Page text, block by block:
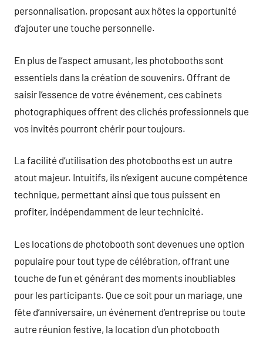
personnalisation, proposant aux hôtes la opportunité
d’ajouter une touche personnelle.
En plus de l’aspect amusant, les photobooths sont
essentiels dans la création de souvenirs. Offrant de
saisir l’essence de votre événement, ces cabinets
photographiques offrent des clichés professionnels que
vos invités pourront chérir pour toujours.
La facilité d’utilisation des photobooths est un autre
atout majeur. Intuitifs, ils n’exigent aucune compétence
technique, permettant ainsi que tous puissent en
profiter, indépendamment de leur technicité.
Les locations de photobooth sont devenues une option
populaire pour tout type de célébration, offrant une
touche de fun et générant des moments inoubliables
pour les participants. Que ce soit pour un mariage, une
fête d’anniversaire, un événement d’entreprise ou toute
autre réunion festive, la location d’un photobooth